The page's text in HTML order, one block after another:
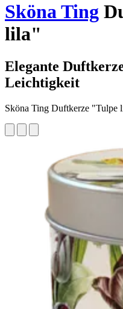
Sköna Ting
lila"
Elegante
Leichtigkeit
Sköna Ting Duftkerze "Tulpe